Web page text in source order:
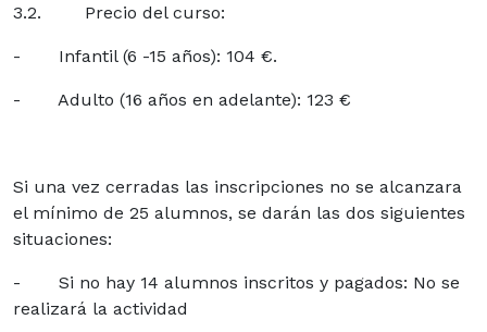
3.2. Precio del curso:
- Infantil (6 -15 años): 104 €.
- Adulto (16 años en adelante): 123 €
Si una vez cerradas las inscripciones no se alcanzara
el mínimo de 25 alumnos, se darán las dos siguientes
situaciones:
- Si no hay 14 alumnos inscritos y pagados: No se
realizará la actividad